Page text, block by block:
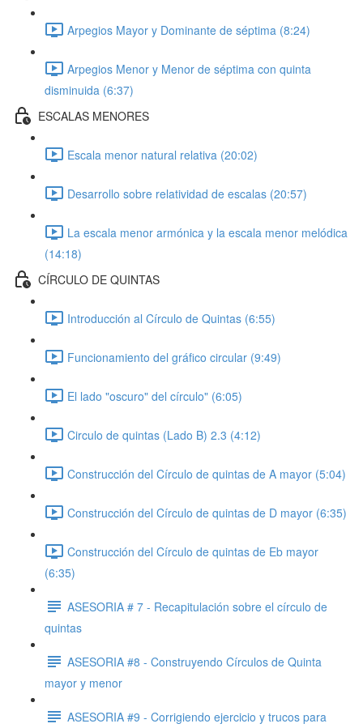
Arpegios Mayor y Dominante de séptima (8:24)
Arpegios Menor y Menor de séptima con quinta
disminuida (6:37)
ESCALAS MENORES
Escala menor natural relativa (20:02)
Desarrollo sobre relatividad de escalas (20:57)
La escala menor armónica y la escala menor melódica
(14:18)
CÍRCULO DE QUINTAS
Introducción al Círculo de Quintas (6:55)
Funcionamiento del gráfico circular (9:49)
El lado "oscuro" del círculo" (6:05)
Circulo de quintas (Lado B) 2.3 (4:12)
Construcción del Círculo de quintas de A mayor (5:04)
Construcción del Círculo de quintas de D mayor (6:35)
Construcción del Círculo de quintas de Eb mayor
(6:35)
ASESORIA # 7 - Recapitulación sobre el círculo de
quintas
ASESORIA #8 - Construyendo Círculos de Quinta
mayor y menor
ASESORIA #9 - Corrigiendo ejercicio y trucos para